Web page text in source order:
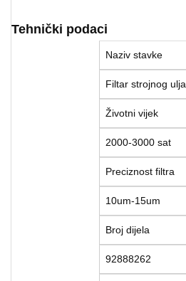
Tehnički podaci
Naziv stavke
Filtar strojnog ulja
Životni vijek
2000-3000 sat
Preciznost filtra
10um-15um
Broj dijela
92888262